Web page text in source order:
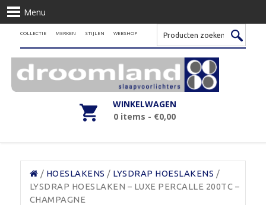
Menu
COLLECTIE MERKEN STIJLEN WEBSHOP
WINKELWAGEN
0 items - €0,00
/ HOESLAKENS / LYSDRAP HOESLAKENS /
LYSDRAP HOESLAKEN – LUXE PERCALLE 200TC –
CHAMPAGNE